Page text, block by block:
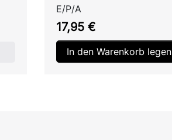
E/P/A
Preis
17,95 €
In den Warenkorb legen